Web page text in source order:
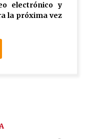
electrónico y
la próxima vez